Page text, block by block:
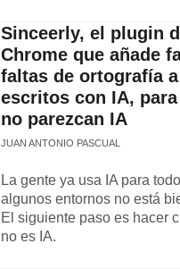
Sinceerly, el plugin
Chrome que añade
faltas de ortografía
escritos con IA,
no parezcan IA
JUAN ANTONIO PASCUAL
La gente ya usa IA para
algunos entornos no está
El siguiente paso es hacer
no es IA.